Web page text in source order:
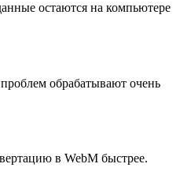
остаются на компьютере
обрабатывают очень
в WebM быстрее.